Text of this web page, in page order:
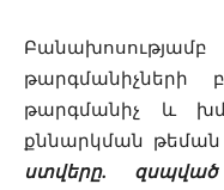
թարգմանիչների
թարգմանիչ և
քննարկման թեման
ստվերը․ զսպված